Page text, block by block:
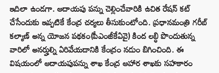
ఇదిలా ఉండగా. ఆదాయపు పన్ను చెల్లించేవారికి ఉచిత రేషన్‌ కట్
చేసేందుకు ఇప్పటికే కేంద్ర చర్యలు తీసుకుంటోంది. ప్రధానమంత్రి గరీబ్‌
కల్యాణ్‌ అన్న యోజన పథకం(పీఎంజీకేఏవై) కింద లబ్ధి పొందుతున్న
వారిలో అనర్హుల్ని ఏరివేయడానికి కేంద్రం నడుం బిగించింది. ఈ
విషయంలో ఆదాయపుపన్ను శాఖ కేంద్ర ఆహార శాఖకు సహకారం